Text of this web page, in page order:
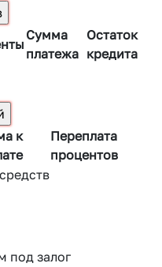
Сумма
платежа
Остаток
кредита
к
Переплата
процентов
под залог